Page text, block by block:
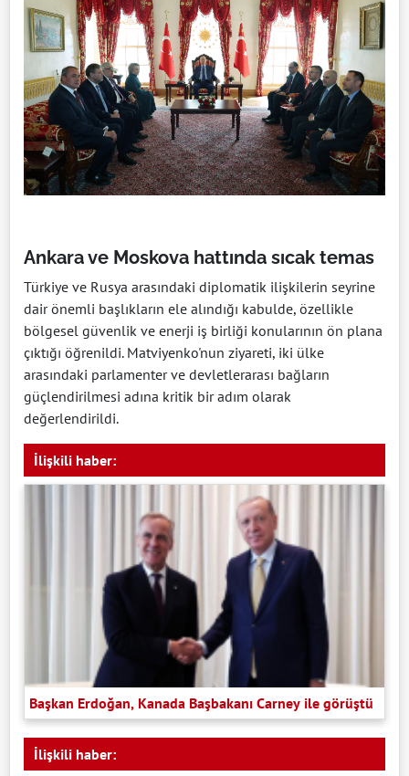
Ankara ve Moskova hattında sıcak temas
Türkiye ve Rusya arasındaki diplomatik ilişkilerin seyrine
dair önemli başlıkların ele alındığı kabulde, özellikle
bölgesel güvenlik ve enerji iş birliği konularının ön plana
çıktığı öğrenildi. Matviyenko'nun ziyareti, iki ülke
arasındaki parlamenter ve devletlerarası bağların
güçlendirilmesi adına kritik bir adım olarak
değerlendirildi.
İlişkili haber:
Başkan Erdoğan, Kanada Başbakanı Carney ile görüştü
İlişkili haber: